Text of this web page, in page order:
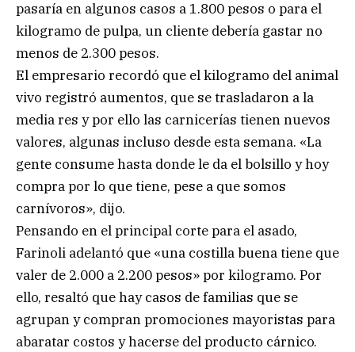
pasaría en algunos casos a 1.800 pesos o para el
kilogramo de pulpa, un cliente debería gastar no
menos de 2.300 pesos.
El empresario recordó que el kilogramo del animal
vivo registró aumentos, que se trasladaron a la
media res y por ello las carnicerías tienen nuevos
valores, algunas incluso desde esta semana. «La
gente consume hasta donde le da el bolsillo y hoy
compra por lo que tiene, pese a que somos
carnívoros», dijo.
Pensando en el principal corte para el asado,
Farinoli adelantó que «una costilla buena tiene que
valer de 2.000 a 2.200 pesos» por kilogramo. Por
ello, resaltó que hay casos de familias que se
agrupan y compran promociones mayoristas para
abaratar costos y hacerse del producto cárnico.